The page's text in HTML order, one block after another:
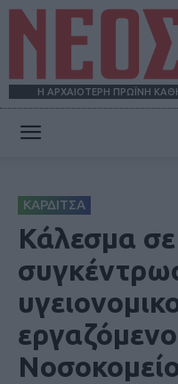
Η ΑΡΧΑΙΟΤΕΡΗ ΠΡΩΪΝΗ
ΚΑΡΔΙΤΣΑ
Κάλεσμα